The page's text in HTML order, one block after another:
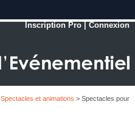
Inscription Pro |Connexion
Spectacles et animations > Spectacles pour